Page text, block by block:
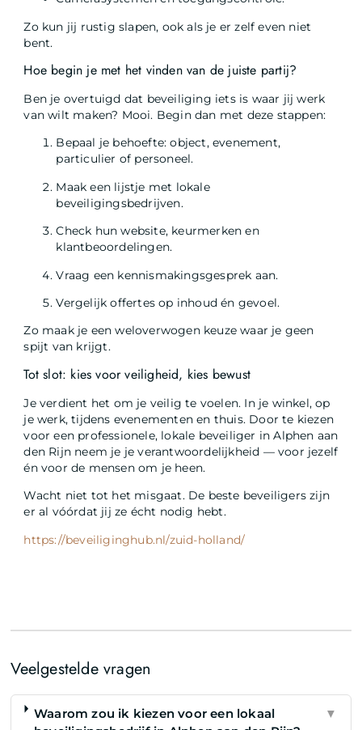
Zo kun jij rustig slapen, ook als je er zelf even niet
bent.
Hoe begin je met het vinden van de juiste partij?
Ben je overtuigd dat beveiliging iets is waar jij werk
van wilt maken? Mooi. Begin dan met deze stappen:
Bepaal je behoefte: object, evenement,
particulier of personeel.
Maak een lijstje met lokale
beveiligingsbedrijven.
Check hun website, keurmerken en
klantbeoordelingen.
Vraag een kennismakingsgesprek aan.
Vergelijk offertes op inhoud én gevoel.
Zo maak je een weloverwogen keuze waar je geen
spijt van krijgt.
Tot slot: kies voor veiligheid, kies bewust
Je verdient het om je veilig te voelen. In je winkel, op
je werk, tijdens evenementen en thuis. Door te kiezen
voor een professionele, lokale beveiliger in Alphen aan
den Rijn neem je je verantwoordelijkheid — voor jezelf
én voor de mensen om je heen.
Wacht niet tot het misgaat. De beste beveiligers zijn
er al vóórdat jij ze écht nodig hebt.
https://beveiliginghub.nl/zuid-holland/
Veelgestelde vragen
Waarom zou ik kiezen voor een lokaal
▼